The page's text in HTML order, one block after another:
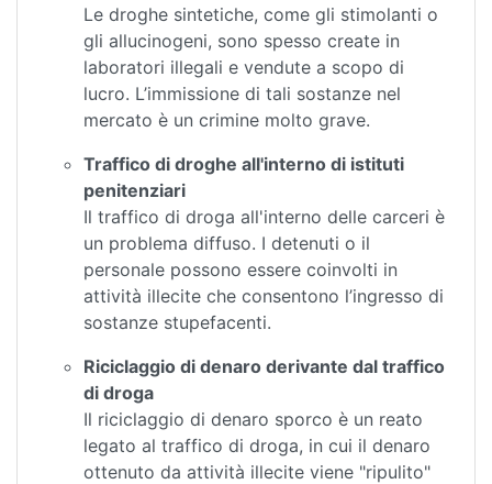
Le droghe sintetiche, come gli stimolanti o
gli allucinogeni, sono spesso create in
laboratori illegali e vendute a scopo di
lucro. L’immissione di tali sostanze nel
mercato è un crimine molto grave.
Traffico di droghe all'interno di istituti
penitenziari
Il traffico di droga all'interno delle carceri è
un problema diffuso. I detenuti o il
personale possono essere coinvolti in
attività illecite che consentono l’ingresso di
sostanze stupefacenti.
Riciclaggio di denaro derivante dal traffico
di droga
Il riciclaggio di denaro sporco è un reato
legato al traffico di droga, in cui il denaro
ottenuto da attività illecite viene "ripulito"